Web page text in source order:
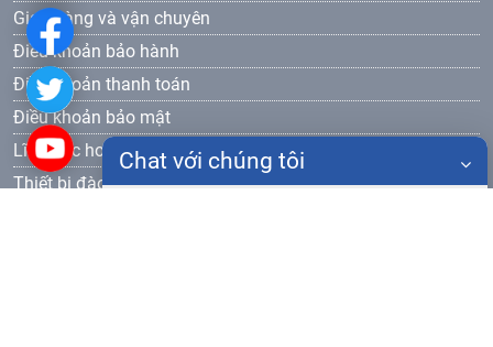
Giao hàng và vận chuyên
Điều khoản bảo hành
Điều khoản thanh toán
Điều khoản bảo mật
Lĩnh vực hoạt động
Thiết bị đào tạo dạy nghề
577
905
577
Chat với chúng tôi